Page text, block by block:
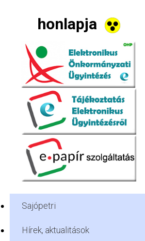
honlapja
Sajópetri
Hírek, aktualitások